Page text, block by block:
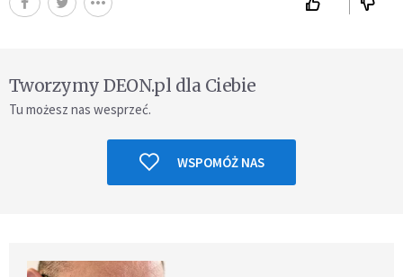
Tworzymy DEON.pl dla Ciebie
Tu możesz nas wesprzeć.
WSPOMÓŻ NAS